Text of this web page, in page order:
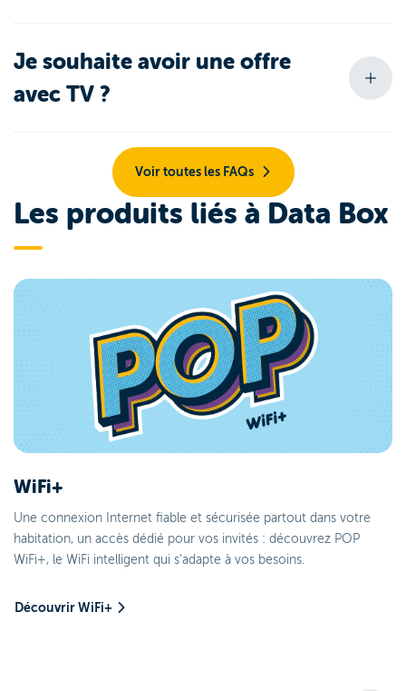
Je souhaite avoir une offre
avec TV ?
Voir toutes les FAQs
Les produits liés à Data Box
WiFi+
Une connexion Internet fiable et sécurisée partout dans votre
habitation, un accès dédié pour vos invités : découvrez POP
WiFi+, le WiFi intelligent qui s'adapte à vos besoins.
Découvrir WiFi+